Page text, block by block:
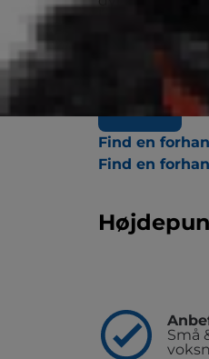
livskvalitet.
Køb nu
Find en
Find en
Små